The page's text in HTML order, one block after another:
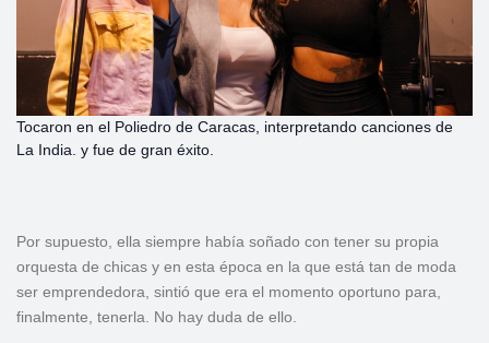
Tocaron en el Poliedro de Caracas, interpretando canciones de
La India. y fue de gran éxito.
Por supuesto, ella siempre había soñado con tener su propia
orquesta de chicas y en esta época en la que está tan de moda
ser emprendedora, sintió que era el momento oportuno para,
finalmente, tenerla. No hay duda de ello.